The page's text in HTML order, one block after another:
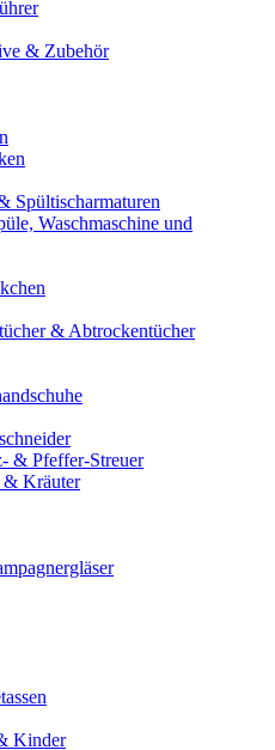
& Zubehör
Spültischarmaturen
Waschmaschine und
& Abtrockentücher
& Pfeffer-Streuer
& Kräuter
Kinder